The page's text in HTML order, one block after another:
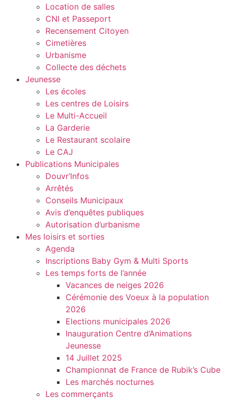
Location de salles
CNI et Passeport
Recensement Citoyen
Cimetières
Urbanisme
Collecte des déchets
Jeunesse
Les écoles
Les centres de Loisirs
Le Multi-Accueil
La Garderie
Le Restaurant scolaire
Le CAJ
Publications Municipales
Douvr’Infos
Arrêtés
Conseils Municipaux
Avis d’enquêtes publiques
Autorisation d’urbanisme
Mes loisirs et sorties
Agenda
Inscriptions Baby Gym & Multi Sports
Les temps forts de l’année
Vacances de neiges 2026
Cérémonie des Voeux à la population
2026
Elections municipales 2026
Inauguration Centre d’Animations
Jeunesse
14 Juillet 2025
Championnat de France de Rubik’s Cube
Les marchés nocturnes
Les commerçants